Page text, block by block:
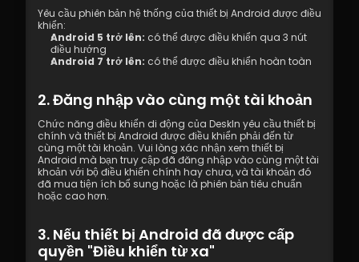
Yêu cầu phiên bản hệ thống của thiết bị Android được điều
khiển:
Android 5 trở lên: có thể được điều khiển qua 3 nút
điều hướng
Android 7 trở lên: có thể được điều khiển hoàn toàn
2. Đăng nhập vào cùng một tài khoản
Chức năng điều khiển di động của DeskIn yêu cầu thiết bị
chính và thiết bị Android được điều khiển phải đến từ
cùng một tài khoản. Vui lòng xác nhận xem thiết bị
Android mà bạn truy cập đã đăng nhập vào cùng một tài
khoản với bộ điều khiển chính hay chưa, và tài khoản đó
đã mua tiện ích bổ sung hoặc là phiên bản tiêu chuẩn
hoặc cao hơn.
3. Nếu thiết bị Android đã được cấp
quyền "Điều khiển từ xa"